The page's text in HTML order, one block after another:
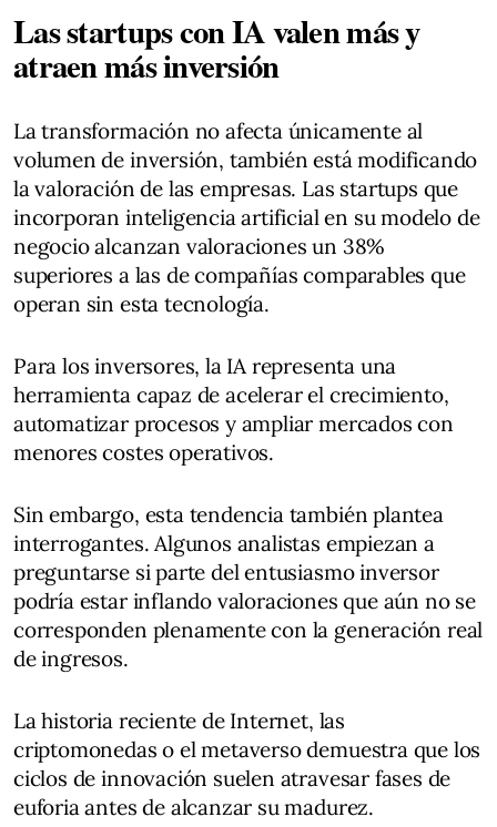
Las startups con IA valen más y
atraen más inversión
La transformación no afecta únicamente al
volumen de inversión, también está modificando
la valoración de las empresas. Las startups que
incorporan inteligencia artificial en su modelo de
negocio alcanzan valoraciones un 38%
superiores a las de compañías comparables que
operan sin esta tecnología.
Para los inversores, la IA representa una
herramienta capaz de acelerar el crecimiento,
automatizar procesos y ampliar mercados con
menores costes operativos.
Sin embargo, esta tendencia también plantea
interrogantes. Algunos analistas empiezan a
preguntarse si parte del entusiasmo inversor
podría estar inflando valoraciones que aún no se
corresponden plenamente con la generación real
de ingresos.
La historia reciente de Internet, las
criptomonedas o el metaverso demuestra que los
ciclos de innovación suelen atravesar fases de
euforia antes de alcanzar su madurez.